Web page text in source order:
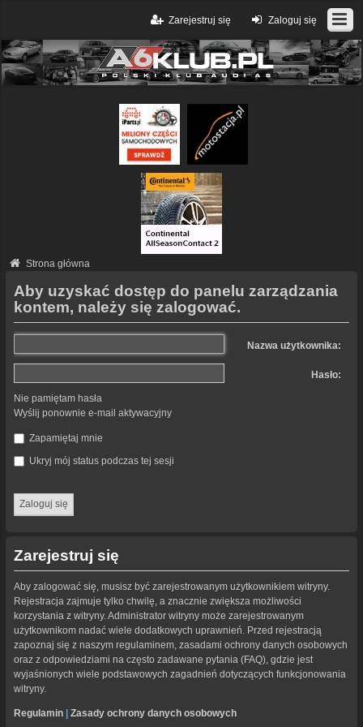
Zaloguj się
Zarejestruj się
Strona główna
Aby uzyskać dostęp do panelu zarządzania
kontem, należy się zalogować.
Nazwa użytkownika:
Hasło:
Nie pamiętam hasła
Wyślij ponownie e-mail aktywacyjny
Zapamiętaj mnie
Ukryj mój status podczas tej sesji
Zarejestruj się
Aby zalogować się, musisz być zarejestrowanym użytkownikiem witryny.
Rejestracja zajmuje tylko chwilę, a znacznie zwiększa możliwości
korzystania z witryny. Administrator witryny może zarejestrowanym
użytkownikom nadać wiele dodatkowych uprawnień. Przed rejestracją
zapoznaj się z naszym regulaminem, zasadami ochrony danych osobowych
oraz z odpowiedziami na często zadawane pytania (FAQ), gdzie jest
wyjaśnionych wiele podstawowych zagadnień dotyczących funkcjonowania
witryny.
Regulamin Zasady ochrony danych osobowych